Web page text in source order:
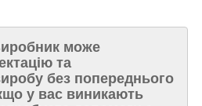
може
та
без попереднього
у вас виникають